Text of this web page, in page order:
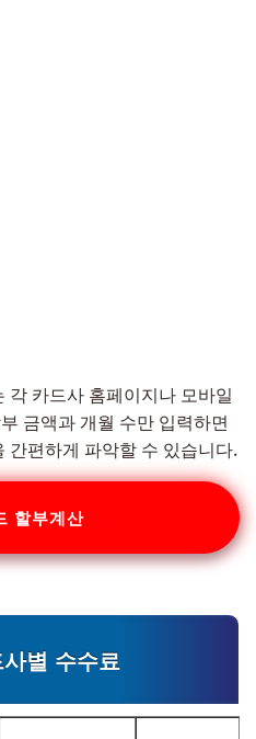
카드사 홈페이지나 모바일
금액과 개월 수만 입력하면
간편하게 파악할 수 있습니다.
할부계산
별 수수료